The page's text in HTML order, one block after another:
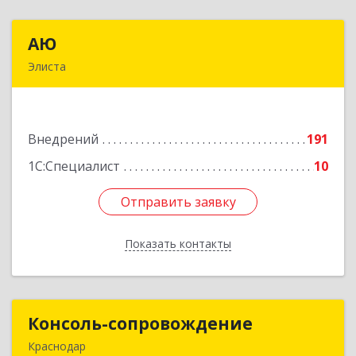
АЮ
Элиста
Внедрений
191
1С:Специалист
10
Отправить заявку
Показать контакты
Подробнее
Отправить заявку
Назад
Консоль-сопровождение
Краснодар
Консоль-сопровождение